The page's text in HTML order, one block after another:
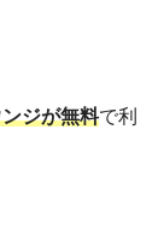
ジが無料で利